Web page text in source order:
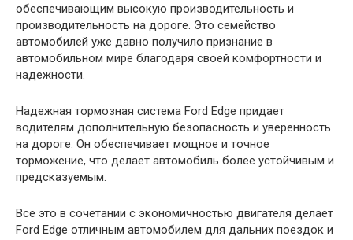
обеспечивающим высокую производительность и
производительность на дороге. Это семейство
автомобилей уже давно получило признание в
автомобильном мире благодаря своей комфортности и
надежности.
Надежная тормозная система Ford Edge придает
водителям дополнительную безопасность и уверенность
на дороге. Он обеспечивает мощное и точное
торможение, что делает автомобиль более устойчивым и
предсказуемым.
Все это в сочетании с экономичностью двигателя делает
Ford Edge отличным автомобилем для дальних поездок и